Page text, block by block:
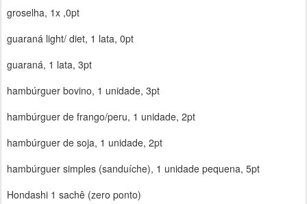
groselha, 1x ,0pt
guaraná light/ diet, 1 lata, 0pt
guaraná, 1 lata, 3pt
hambúrguer bovino, 1 unidade, 3pt
hambúrguer de frango/peru, 1 unidade, 2pt
hambúrguer de soja, 1 unidade, 2pt
hambúrguer simples (sanduíche), 1 unidade pequena, 5pt
Hondashi 1 sachê (zero ponto)